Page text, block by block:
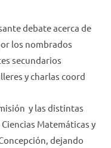
debate acerca de
los nombrados
secundarios
y charlas coord
y las distintas
Matemáticas y
dejando